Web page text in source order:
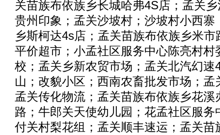
关苗族布依族乡长城哈弗4S店；孟关
贵州印象；孟关沙坡村；沙坡村小西寨
乡斯柯达4s店；孟关苗族布依族乡米
平价超市；小孟社区服务中心陈亮村村
校；孟关乡新农贸市场；孟关北汽幻速
山；改貌小区；西南农畜批发市场；孟
孟关传化物流；孟关苗族布依族乡花溪
路；牛郎关天使幼儿园；花孟社区服务
付关村梨花组；孟关顺丰速运；孟关苗